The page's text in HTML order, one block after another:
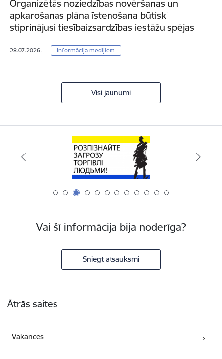
Organizētās noziedzības novēršanas un
apkarošanas plāna īstenošana būtiski
stiprinājusi tiesībaizsardzības iestāžu spējas
28.07.2026. Informācija medijiem
Visi jaunumi
Vai šī informācija bija noderīga?
Sniegt atsauksmi
Ātrās saites
Vakances